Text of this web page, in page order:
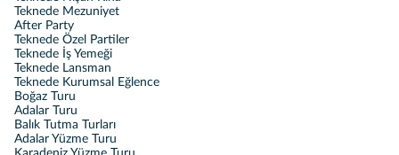
Teknede Mezuniyet
After Party
Teknede Özel Partiler
Teknede İş Yemeği
Teknede Lansman
Teknede Kurumsal Eğlence
Boğaz Turu
Adalar Turu
Balık Tutma Turları
Adalar Yüzme Turu